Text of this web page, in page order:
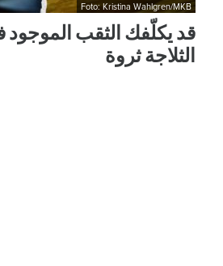
Foto: Kristina Wahlgren/MKB
قد يكلّفك الثقب
الثلاجة ثروة